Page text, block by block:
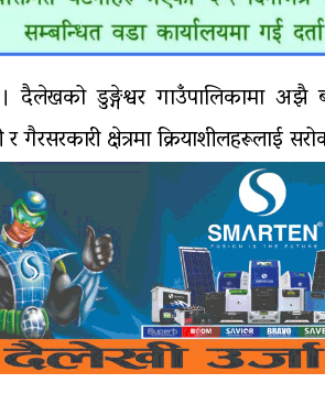
डुङ्गेश्वर गाउँपालिकामा अझै
र गैरसरकारी क्षेत्रमा क्रियाशीलहरूलाई